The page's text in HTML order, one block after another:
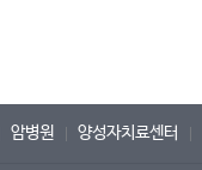
암병원 양성자치료센터